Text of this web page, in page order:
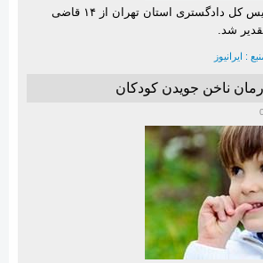
عصر امروز از سوی رئیس کل دادگستری استان تهران از ۱۴ قاضی
شد.
: ایرانیوز
ناخن جویدن کودکان